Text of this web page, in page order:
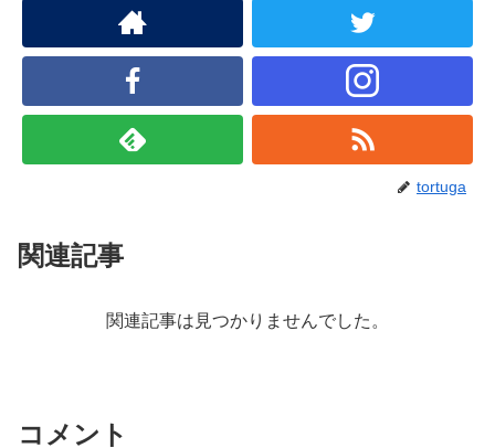
tortuga
関連記事
関連記事は見つかりませんでした。
コメント